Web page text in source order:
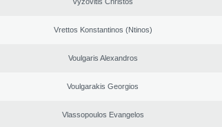
Vrettos Konstantinos (Ntinos)
Voulgaris Alexandros
Voulgarakis Georgios
Vlassopoulos Evangelos